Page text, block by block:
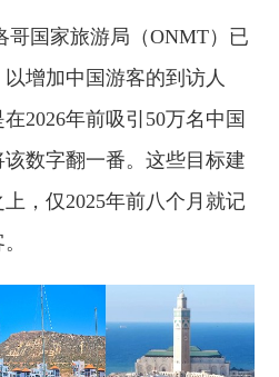
哥国家旅游局（ONMT）已
增加中国游客的到访人
2026年前吸引50万名中国
数字翻一番。这些目标建
，仅2025年前八个月就记